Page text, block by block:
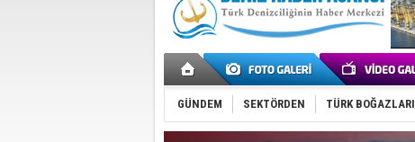
GÜNDEM SEKTÖRDEN TÜRK BOĞAZLARI